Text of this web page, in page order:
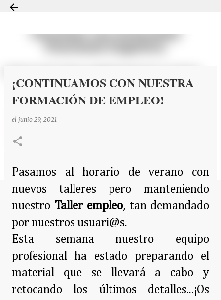
¡CONTINUAMOS CON NUESTRA
FORMACIÓN DE EMPLEO!
el junio 29, 2021
Pasamos al horario de verano con
nuevos talleres pero manteniendo
nuestro Taller empleo, tan demandado
por nuestros usuari@s.
Esta semana nuestro equipo
profesional ha estado preparando el
material que se llevará a cabo y
retocando los últimos detalles...¡Os